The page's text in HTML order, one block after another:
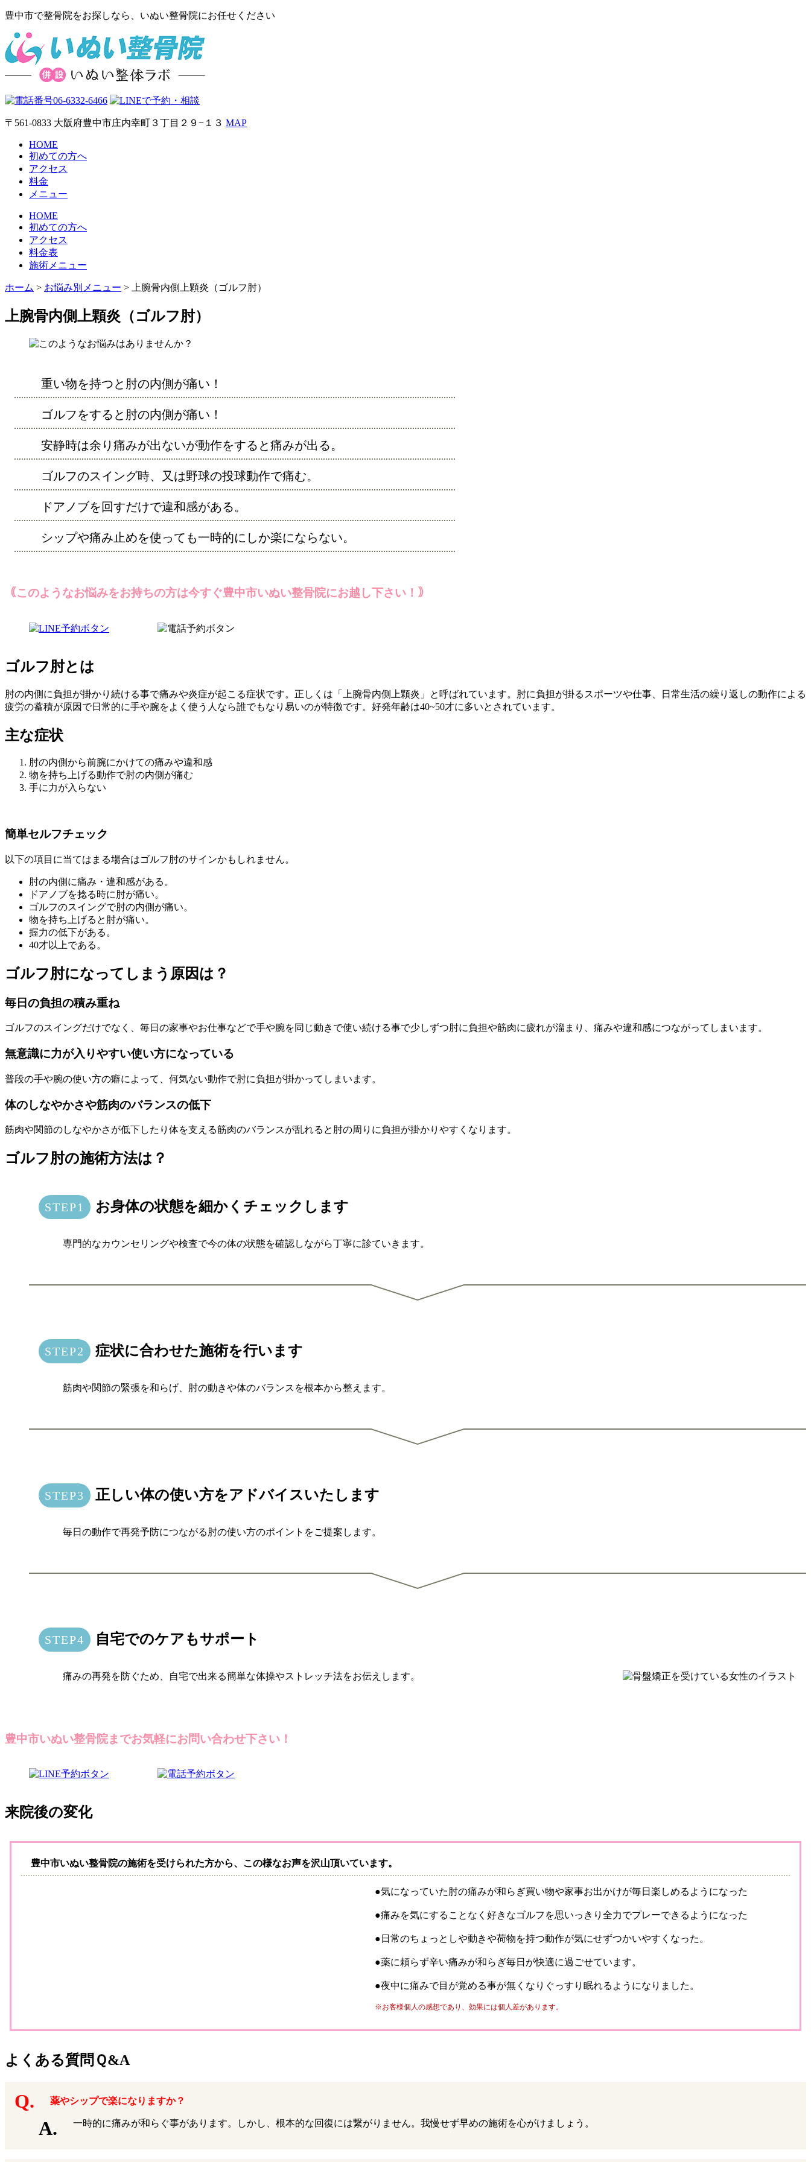
豊中市で整骨院をお探しなら、いぬい整骨院にお任せください
〒561-0833 大阪府豊中市庄内幸町３丁目２９−１３ MAP
HOME
初めての方へ
アクセス
料金
メニュー
HOME
初めての方へ
アクセス
料金表
施術メニュー
ホーム > お悩み別メニュー > 上腕骨内側上顆炎（ゴルフ肘）
上腕骨内側上顆炎（ゴルフ肘）
重い物を持つと肘の内側が痛い！
ゴルフをすると肘の内側が痛い！
安静時は余り痛みが出ないが動作をすると痛みが出る。
ゴルフのスイング時、又は野球の投球動作で痛む。
ドアノブを回すだけで違和感がある。
シップや痛み止めを使っても一時的にしか楽にならない。
｟このようなお悩みをお持ちの方は今すぐ豊中市いぬい整骨院にお越し下さい！｠
ゴルフ肘とは
肘の内側に負担が掛かり続ける事で痛みや炎症が起こる症状です。正しくは「上腕骨内側上顆炎」と呼ばれています。肘に負担が掛るスポーツや仕事、日常生活の繰り返しの動作による
疲労の蓄積が原因で日常的に手や腕をよく使う人なら誰でもなり易いのが特徴です。好発年齢は40~50才に多いとされています。
主な症状
肘の内側から前腕にかけての痛みや違和感
物を持ち上げる動作で肘の内側が痛む
手に力が入らない
簡単セルフチェック
以下の項目に当てはまる場合はゴルフ肘のサインかもしれません。
肘の内側に痛み・違和感がある。
ドアノブを捻る時に肘が痛い。
ゴルフのスイングで肘の内側が痛い。
物を持ち上げると肘が痛い。
握力の低下がある。
40才以上である。
ゴルフ肘になってしまう原因は？
毎日の負担の積み重ね
ゴルフのスイングだけでなく、毎日の家事やお仕事などで手や腕を同じ動きで使い続ける事で少しずつ肘に負担や筋肉に疲れが溜まり、痛みや違和感につながってしまいます。
無意識に力が入りやすい使い方になっている
普段の手や腕の使い方の癖によって、何気ない動作で肘に負担が掛かってしまいます。
体のしなやかさや筋肉のバランスの低下
筋肉や関節のしなやかさが低下したり体を支える筋肉のバランスが乱れると肘の周りに負担が掛かりやすくなります。
ゴルフ肘の施術方法は？
お身体の状態を細かくチェックします
専門的なカウンセリングや検査で今の体の状態を確認しながら丁寧に診ていきます。
症状に合わせた施術を行います
筋肉や関節の緊張を和らげ、肘の動きや体のバランスを根本から整えます。
正しい体の使い方をアドバイスいたします
毎日の動作で再発予防につながる肘の使い方のポイントをご提案します。
自宅でのケアもサポート
痛みの再発を防ぐため、自宅で出来る簡単な体操やストレッチ法をお伝えします。
豊中市いぬい整骨院までお気軽にお問い合わせ下さい！
来院後の変化
豊中市いぬい整骨院の施術を受けられた方から、この様なお声を沢山頂いています。
●気になっていた肘の痛みが和らぎ買い物や家事お出かけが毎日楽しめるようになった
●痛みを気にすることなく好きなゴルフを思いっきり全力でプレーできるようになった
●日常のちょっとしや動きや荷物を持つ動作が気にせずつかいやすくなった。
●薬に頼らず辛い痛みが和らぎ毎日が快適に過ごせています。
●夜中に痛みで目が覚める事が無くなりぐっすり眠れるようになりました。
※お客様個人の感想であり、効果には個人差があります。
よくある質問Ｑ&A
薬やシップで楽になりますか？
一時的に痛みが和らぐ事があります。しかし、根本的な回復には繋がりません。我慢せず早めの施術を心がけましょう。